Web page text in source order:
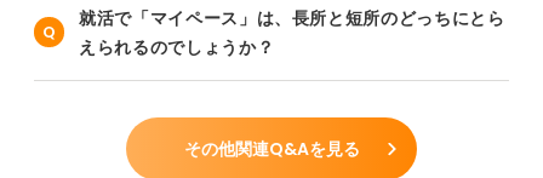
就活で「マイペース」は、長所と短所のどっちにとら
えられるのでしょうか？
その他関連Q&Aを見る